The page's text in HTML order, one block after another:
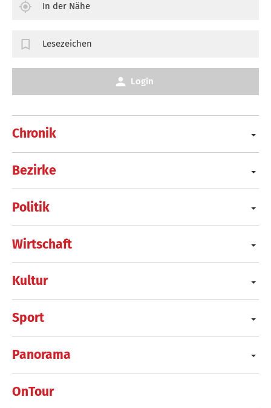
Chronik
Bezirke
Politik
Wirtschaft
Kultur
Sport
Panorama
OnTour
In der Nähe
Lesezeichen
Login